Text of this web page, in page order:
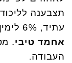
עתיד, 6% לימין החדש וגם 5% לתע"ל בראשות
אחמד טיבי.
העבודה.